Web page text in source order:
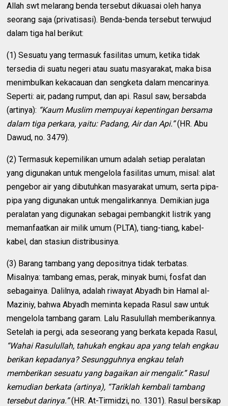
Allah swt melarang benda tersebut dikuasai oleh hanya
seorang saja (privatisasi). Benda-benda tersebut terwujud
dalam tiga hal berikut:
(1) Sesuatu yang termasuk fasilitas umum, ketika tidak
tersedia di suatu negeri atau suatu masyarakat, maka bisa
menimbulkan kekacauan dan sengketa dalam mencarinya.
Seperti: air, padang rumput, dan api. Rasul saw, bersabda
(artinya): “Kaum Muslim mempuyai kepentingan bersama
dalam tiga perkara, yaitu: Padang, Air dan Api.”(HR. Abu
Dawud, no. 3479).
(2) Termasuk kepemilikan umum adalah setiap peralatan
yang digunakan untuk mengelola fasilitas umum, misal: alat
pengebor air yang dibutuhkan masyarakat umum, serta pipa-
pipa yang digunakan untuk mengalirkannya. Demikian juga
peralatan yang digunakan sebagai pembangkit listrik yang
memanfaatkan air milik umum (PLTA), tiang-tiang, kabel-
kabel, dan stasiun distribusinya.
(3) Barang tambang yang depositnya tidak terbatas.
Misalnya: tambang emas, perak, minyak bumi, fosfat dan
sebagainya. Dalilnya, adalah riwayat Abyadh bin Hamal al-
Maziniy, bahwa Abyadh meminta kepada Rasul saw untuk
mengelola tambang garam. Lalu Rasulullah memberikannya.
Setelah ia pergi, ada seseorang yang berkata kepada Rasul,
“Wahai Rasulullah, tahukah engkau apa yang telah engkau
berikan kepadanya? Sesungguhnya engkau telah
memberikan sesuatu yang bagaikan air mengalir.” Rasul
kemudian berkata (artinya), “Tariklah kembali tambang
tersebut darinya.”(HR. At-Tirmidzi, no. 1301). Rasul bersikap